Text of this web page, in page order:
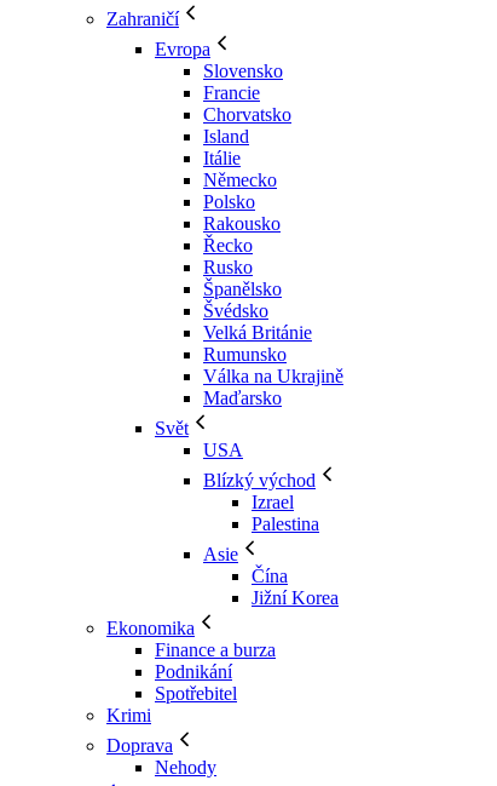
Zahraničí
Evropa
Slovensko
Francie
Chorvatsko
Island
Itálie
Německo
Polsko
Rakousko
Řecko
Rusko
Španělsko
Švédsko
Velká Británie
Rumunsko
Válka na Ukrajině
Maďarsko
Svět
USA
Blízký východ
Izrael
Palestina
Asie
Čína
Jižní Korea
Ekonomika
Finance a burza
Podnikání
Spotřebitel
Krimi
Doprava
Nehody